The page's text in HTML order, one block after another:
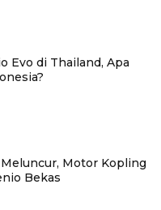
Evo di Thailand, Apa
Motor Kopling
Bekas